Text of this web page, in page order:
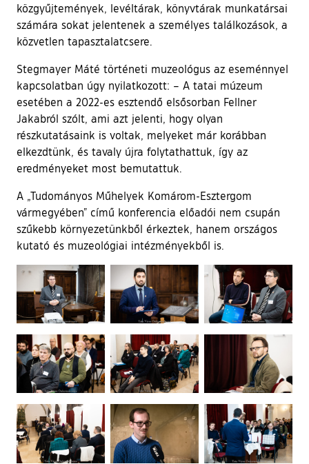
közgyűjtemények, levéltárak, könyvtárak munkatársai
számára sokat jelentenek a személyes találkozások, a
közvetlen tapasztalatcsere.
Stegmayer Máté történeti muzeológus az eseménnyel
kapcsolatban úgy nyilatkozott: – A tatai múzeum
esetében a 2022-es esztendő elsősorban Fellner
Jakabról szólt, ami azt jelenti, hogy olyan
részkutatásaink is voltak, melyeket már korábban
elkezdtünk, és tavaly újra folytathattuk, így az
eredményeket most bemutattuk.
A „Tudományos Műhelyek Komárom-Esztergom
vármegyében” című konferencia előadói nem csupán
szűkebb környezetünkből érkeztek, hanem országos
kutató és muzeológiai intézményekből is.
Ugrás a galéria utánra